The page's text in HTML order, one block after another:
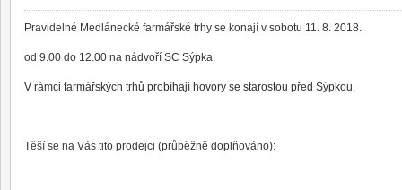
Pravidelné Medlánecké farmářské trhy se konají v sobotu 11. 8. 2018.
od 9.00 do 12.00 na nádvoří SC Sýpka.
V rámci farmářských trhů probíhají hovory se starostou před Sýpkou.
Těší se na Vás tito prodejci (průběžně doplňováno):